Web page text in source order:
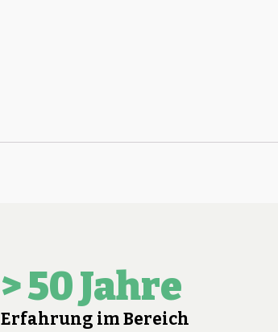
> 50 Jahre
Erfahrung im Bereich